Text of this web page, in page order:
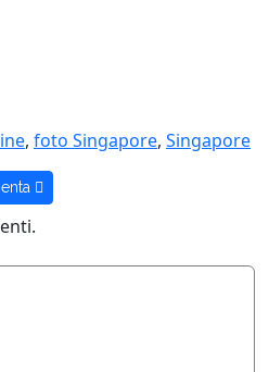
, foto Singapore, Singapore